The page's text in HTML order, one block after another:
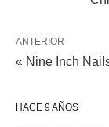
ANTERIOR
« Nine Inch
HACE 9 AÑOS